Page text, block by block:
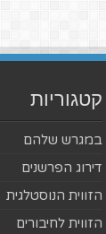
קטגוריות
במגרש שלהם
דירוג הפרשנים
הזווית הנוסטלגית
הזווית לחיבורים